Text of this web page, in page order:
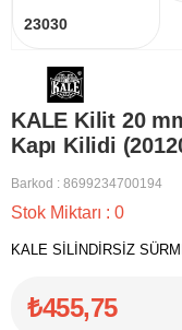
23030
KALE Kilit 20
Kapı Kilidi
Barkod : 8699234700194
Stok Miktarı : 0
KALE SİLİNDİRSİZ
₺455,75